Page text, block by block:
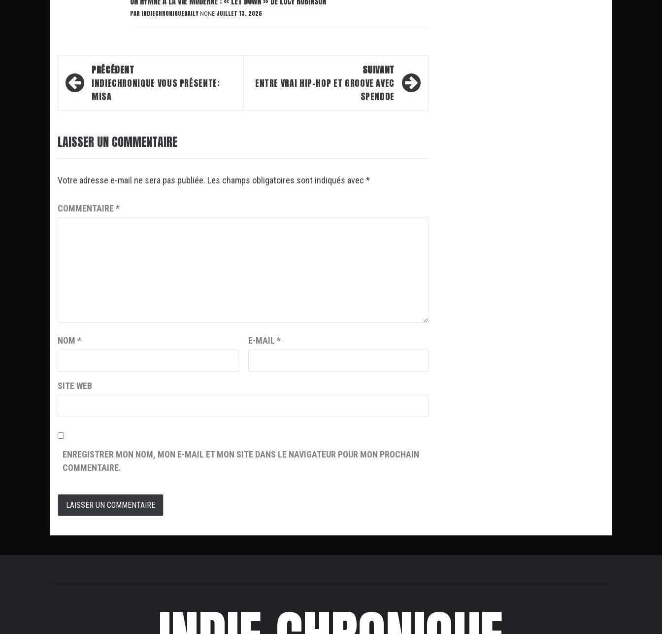
PAR INDIECHRONIQUEDAILY NONE JUILLET 13, 2026
Navigation
d’article
PRÉCÉDENT
INDIECHRONIQUE VOUS PRÉSENTE:
MISA
SUIVANT
ENTRE VRAI HIP-HOP ET GROOVE AVEC
SPENDOE
LAISSER UN COMMENTAIRE
Votre adresse e-mail ne sera pas publiée. Les champs obligatoires sont indiqués avec *
COMMENTAIRE*
NOM * E-MAIL *
SITE WEB
ENREGISTRER MON NOM, MON E-MAIL ET MON SITE DANS LE NAVIGATEUR POUR MON PROCHAIN
COMMENTAIRE.